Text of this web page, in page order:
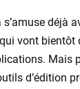
s’amuse déjà
vont bientôt
Mais
d’édition